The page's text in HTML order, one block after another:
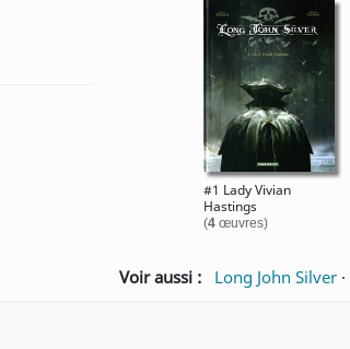
#1 Lady Vivian
Hastings
(4œuvres)
Voir aussi : Long John Silver ·